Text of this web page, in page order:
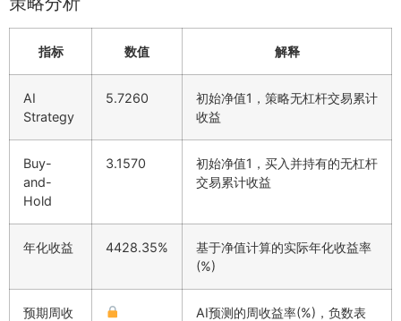
指标 数值 解释
AI
Strategy
5.7260
初始净值1，策略无杠杆交易累计
收益
Buy-
and-
Hold
3.1570
初始净值1，买入并持有的无杠杆
交易累计收益
年化收益 4428.35%
基于净值计算的实际年化收益率
(%)
预期周收
AI预测的周收益率(%)，负数表